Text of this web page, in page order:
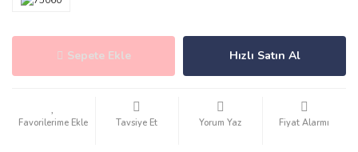
Sepete Ekle Hızlı Satın Al
Tavsiye Et Yorum Yaz Fiyat Alarmı